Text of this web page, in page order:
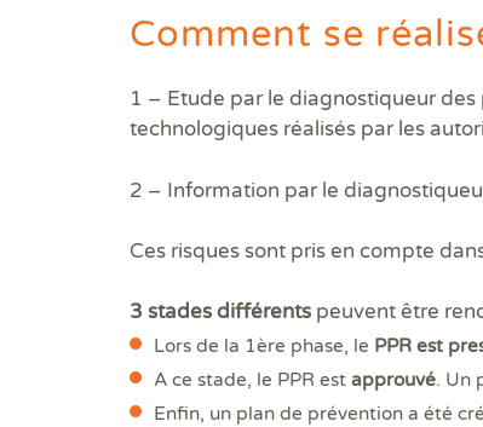
Comment se
1 – Etude par le diagnostiqueur
technologiques réalisés par les
2 – Information par le
Ces risques sont pris en compte
3 stades différents peuvent être
Lors de la 1ère phase, le PPR est
A ce stade, le PPR est approuvé. Un
Enfin, un plan de prévention a été